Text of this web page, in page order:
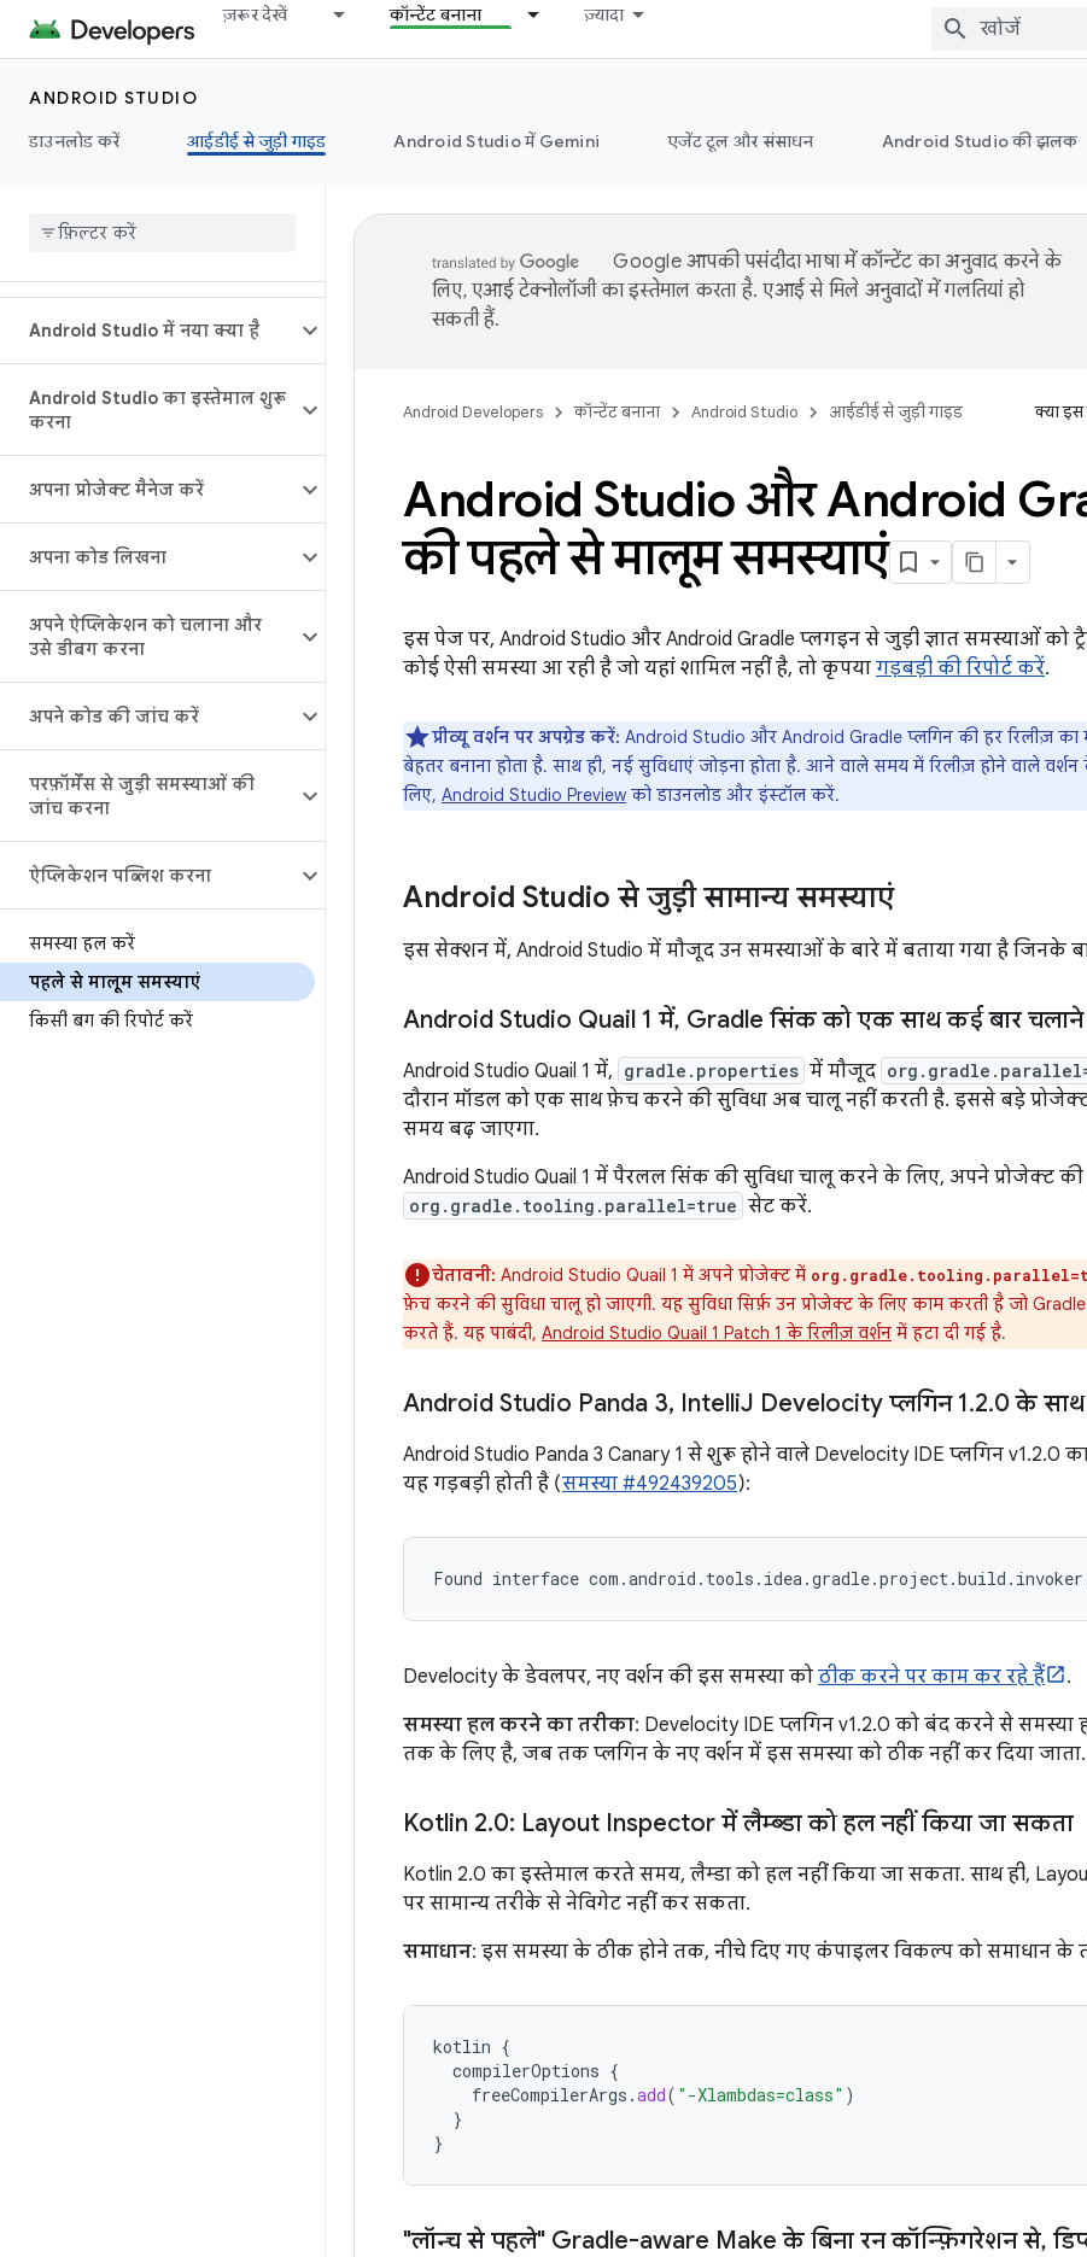
ज़रूर देखें कॉन्टेंट बनाना ज़्यादा
ANDROID STUDIO
डाउनलोड करें
आईडीई से जुड़ी गाइड Android Studio में Gemini एजेंट टूल और संसाधन Android Studio की झलक
Android Studio में नया क्या है
Android Studio का इस्तेमाल शुरू
करना
अपना प्रोजेक्ट मैनेज करें
अपना कोड लिखना
अपने ऐप्लिकेशन को चलाना और
उसे डीबग करना
अपने कोड की जांच करें
परफ़ॉर्मेंस से जुड़ी समस्याओं की
जांच करना
ऐप्लिकेशन पब्लिश करना
समस्या हल करें
पहले से मालूम समस्याएं
किसी बग की रिपोर्ट करें
Google आपकी पसंदीदा भाषा में कॉन्टेंट का अनुवाद करने के
लिए, एआई टेक्नोलॉजी का इस्तेमाल करता है. एआई से मिले अनुवादों में गलतियां हो
सकती हैं.
Android Developers कॉन्टेंट बनाना Android Studio आईडीई से जुड़ी गाइड क्या
Android Studio और Android
की पहले से मालूम समस्याएं
इस पेज पर, Android Studio और Android Gradle प्लगइन से जुड़ी ज्ञात समस्याओं को
कोई ऐसी समस्या आ रही है जो यहां शामिल नहीं है, तो कृपया गड़बड़ी की रिपोर्ट करें.
प्रीव्यू वर्शन पर अपग्रेड करें: Android Studio और Android Gradle प्लगिन की हर रिलीज़
बेहतर बनाना होता है. साथ ही, नई सुविधाएं जोड़ना होता है. आने वाले समय में रिलीज़ होने वाले
लिए, Android Studio Preview को डाउनलोड और इंस्टॉल करें.
Android Studio से जुड़ी सामान्य समस्याएं
इस सेक्शन में, Android Studio में मौजूद उन समस्याओं के बारे में बताया गया है जिनके
Android Studio Quail 1 में, Gradle सिंक को एक साथ कई बार
Android Studio Quail 1 में, gradle.properties में मौजूद
दौरान मॉडल को एक साथ फ़ेच करने की सुविधा अब चालू नहीं करती है. इससे बड़े
समय बढ़ जाएगा.
Android Studio Quail 1 में पैरलल सिंक की सुविधा चालू करने के लिए, अपने प्रोजेक्ट की
org.gradle.tooling.parallel=true सेट करें.
चेतावनी: Android Studio Quail 1 में अपने प्रोजेक्ट में
फ़ेच करने की सुविधा चालू हो जाएगी. यह सुविधा सिर्फ़ उन प्रोजेक्ट के लिए काम करती है जो
करते हैं. यह पाबंदी, Android Studio Quail 1 Patch 1 के रिलीज़ वर्शन में हटा दी गई है.
Android Studio Panda 3, IntelliJ Develocity प्लगिन 1.2.0 के साथ
Android Studio Panda 3 Canary 1 से शुरू होने वाले Develocity IDE प्लगिन v1.2.0
यह गड़बड़ी होती है (समस्या #492439205):
Develocity के डेवलपर, नए वर्शन की इस समस्या को ठीक करने पर काम कर रहे हैं
.
समस्या हल करने का तरीका: Develocity IDE प्लगिन v1.2.0 को बंद करने से समस्या
तक के लिए है, जब तक प्लगिन के नए वर्शन में इस समस्या को ठीक नहीं कर दिया जाता.
Kotlin 2.0: Layout Inspector में लैम्ब्डा को हल नहीं किया जा सकता
Kotlin 2.0 का इस्तेमाल करते समय, लैम्डा को हल नहीं किया जा सकता. साथ ही,
पर सामान्य तरीके से नेविगेट नहीं कर सकता.
समाधान: इस समस्या के ठीक होने तक, नीचे दिए गए कंपाइलर विकल्प को समाधान के
kotlin {
compilerOptions {
freeCompilerArgs .add( "-Xlambdas=class" )
}
}
"लॉन्च से पहले" Gradle-aware Make के बिना रन कॉन्फ़िगरेशन से,